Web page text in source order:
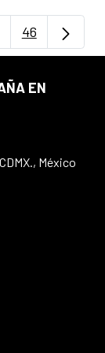
para
Página
46
EN
México